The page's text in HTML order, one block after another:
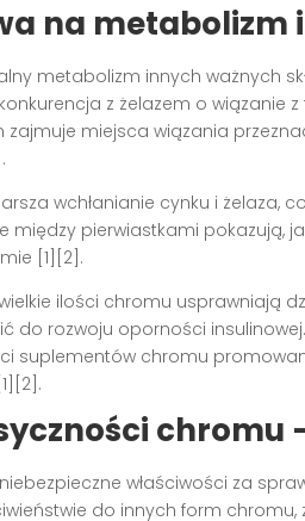
na metabolizm
metabolizm innych ważnych
z żelazem o wiązanie
zajmuje miejsca wiązania
wchłanianie cynku i żelaza,
między pierwiastkami pokazują,
[1][2].
ilości chromu usprawniają
do rozwoju oporności
suplementów chromu
chromu
właściwości za
do innych form chromu,